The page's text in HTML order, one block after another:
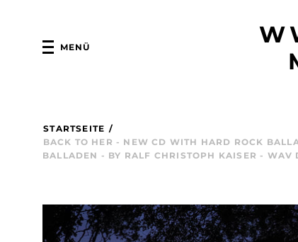
MENÜ
STARTSEITE /
BACK TO HER - NEW CD WITH HARD ROCK
BALLADEN - BY RALF CHRISTOPH KAISER - WAV